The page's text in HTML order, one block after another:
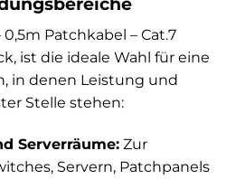
0,5m Patchkabel – Cat.7
ist die ideale Wahl für eine
in denen Leistung und
Stelle stehen:
Serverräume:Zur
Servern, Patchpanels